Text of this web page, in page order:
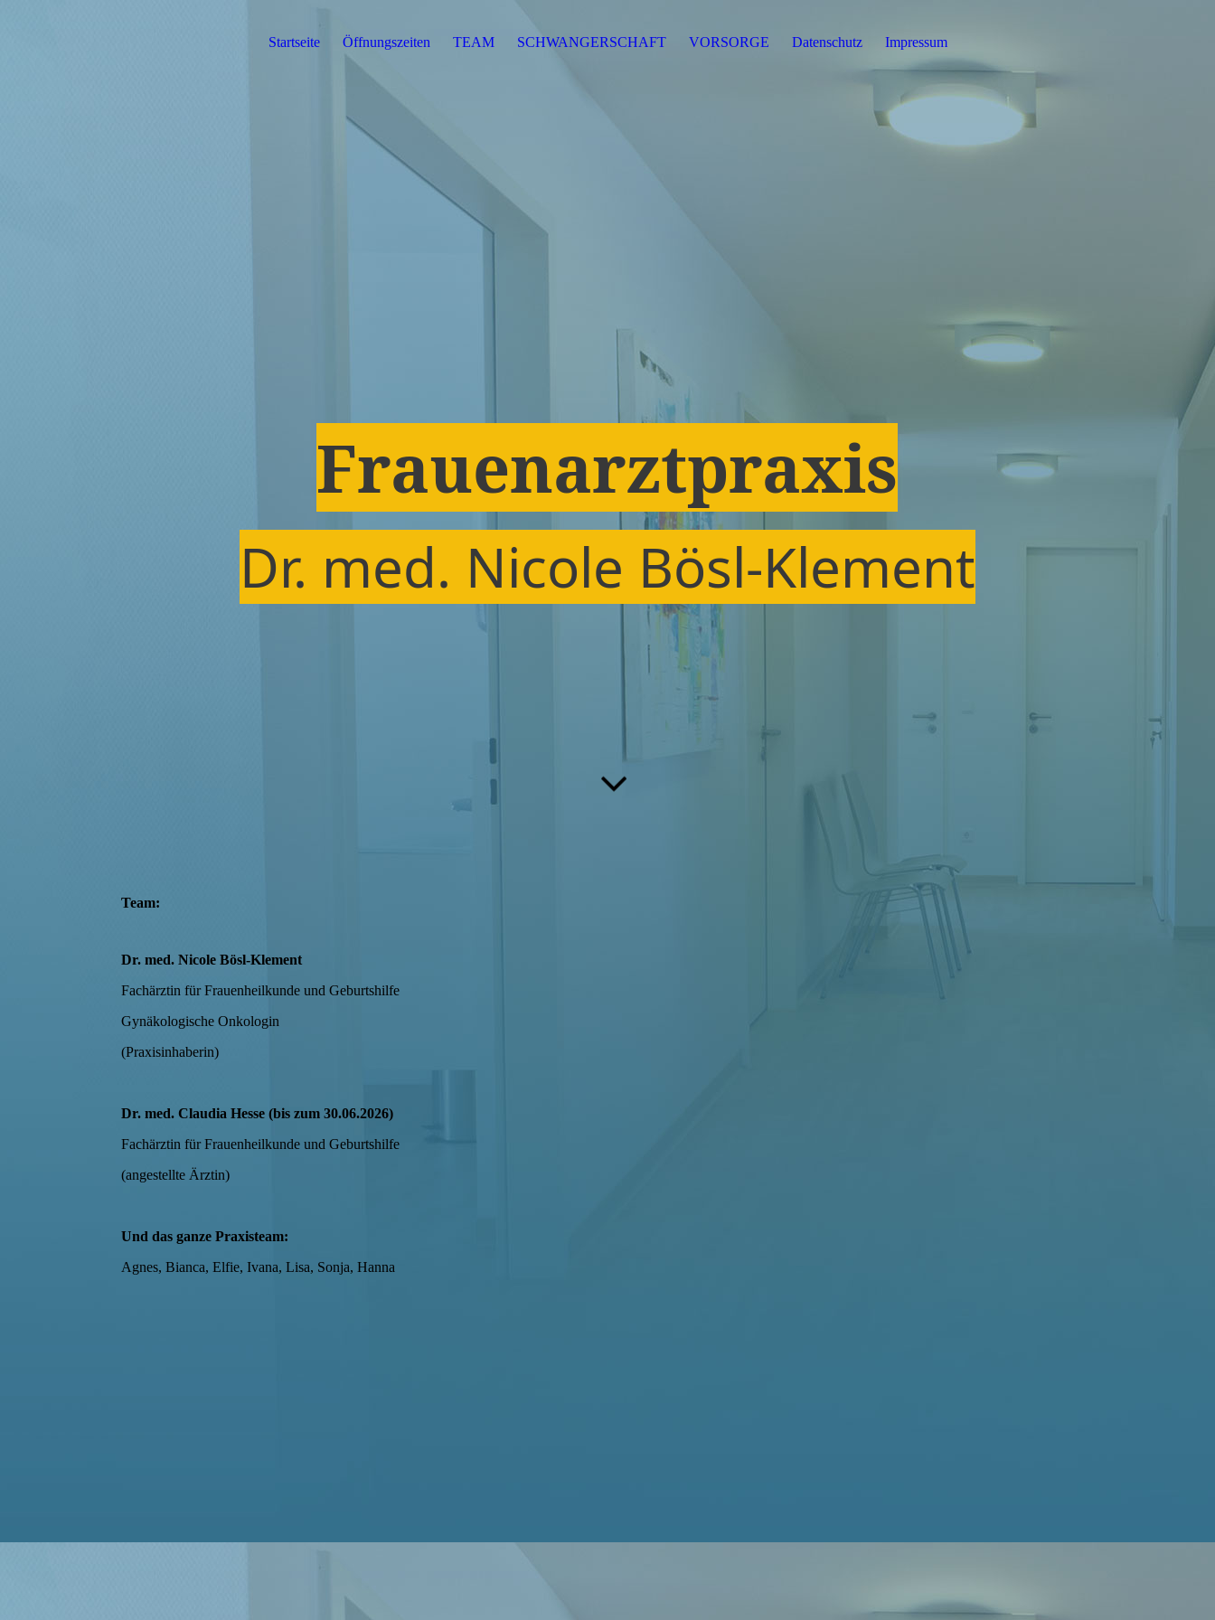
Startseite Öffnungszeiten TEAM SCHWANGERSCHAFT VORSORGE Datenschutz Impressum
Frauenarztpraxis
Dr. med. Nicole Bösl-Klement
Team:
Dr. med. Nicole Bösl-Klement
Fachärztin für Frauenheilkunde und Geburtshilfe
Gynäkologische Onkologin
(Praxisinhaberin)
Dr. med. Claudia Hesse (bis zum 30.06.2026)
Fachärztin für Frauenheilkunde und Geburtshilfe
(angestellte Ärztin)
Und das ganze Praxisteam:
Agnes, Bianca, Elfie, Ivana, Lisa, Sonja, Hanna